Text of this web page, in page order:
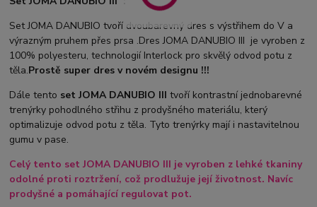
Set JOMA DANUBIO tvoří dvoubarevný dres s výstřihem do V a
výrazným pruhem přes prsa .Dres JOMA DANUBIO III je vyroben z
100% polyesteru, technologií Interlock pro skvělý odvod potu z
těla.Prostě super dres v novém designu !!!
Dále tento set JOMA DANUBIO III tvoří kontrastní jednobarevné
trenýrky pohodlného střihu z prodyšného materiálu, který
optimalizuje odvod potu z těla. Tyto trenýrky mají i nastavitelnou
gumu v pase.
Celý tento set JOMA DANUBIO III je vyroben z lehké tkaniny
odolné proti roztržení, což prodlužuje její životnost. Navíc
prodyšné a pomáhající regulovat pot.